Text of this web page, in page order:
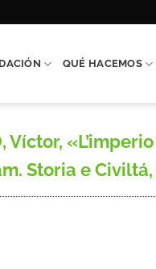
QUÉ HACEMOS
Víctor,
Storia e